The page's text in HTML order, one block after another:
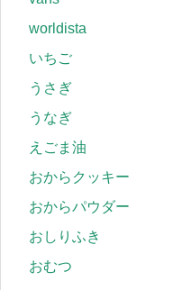
worldista
いちご
うさぎ
うなぎ
えごま油
おからクッキー
おからパウダー
おしりふき
おむつ